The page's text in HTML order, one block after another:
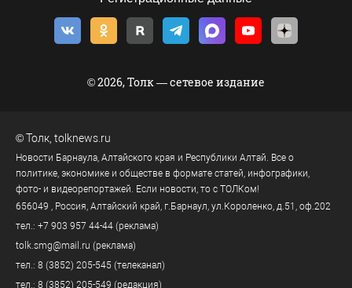
© 2026, Толк — сетевое издание
©Толк tolknews.ru
Новости Барнаула, Алтайского края и Республики Алтай. Все о
политике, экономике и обществе в формате статей, инфографики,
фото- и видеорепортажей. Если новости, то с ТОЛКом!
656049
, Россия, Алтайский край, г. Барнаул ул.Короленко, д.51, оф.202
тел.: +7 903 957 44-44 (реклама)
tolk.smg@mail.ru (реклама)
тел.: 8 (3852) 205-545 (телеканал)
тел.: 8 (3852) 205-549 (редакция)